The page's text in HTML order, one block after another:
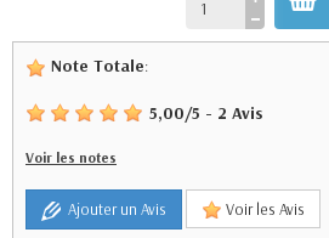
Note Totale:
5,00/5 - 2 Avis
Voir les notes
Ajouter un Avis Voir les Avis